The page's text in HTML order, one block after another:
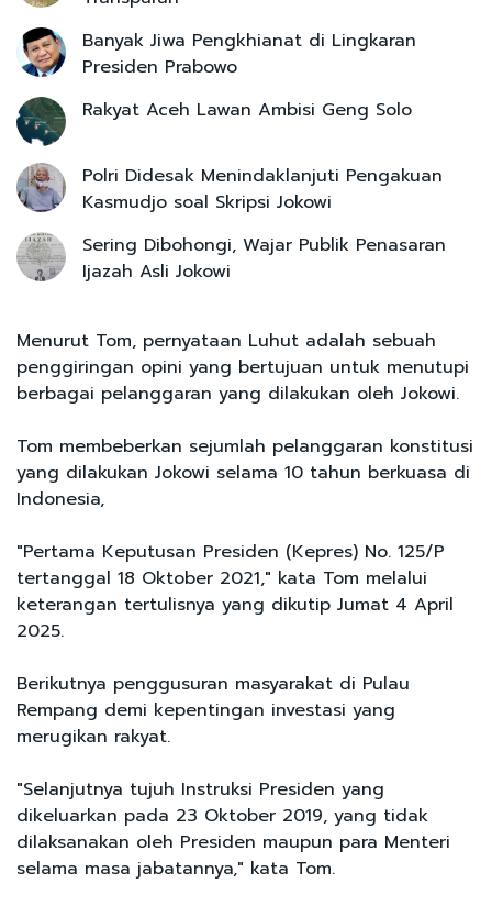
Banyak Jiwa Pengkhianat di Lingkaran
Presiden Prabowo
Rakyat Aceh Lawan Ambisi Geng Solo
Polri Didesak Menindaklanjuti Pengakuan
Kasmudjo soal Skripsi Jokowi
Sering Dibohongi, Wajar Publik Penasaran
Ijazah Asli Jokowi
Menurut Tom, pernyataan Luhut adalah sebuah
penggiringan opini yang bertujuan untuk menutupi
berbagai pelanggaran yang dilakukan oleh Jokowi.
Tom membeberkan sejumlah pelanggaran konstitusi
yang dilakukan Jokowi selama 10 tahun berkuasa di
Indonesia,
"Pertama Keputusan Presiden (Kepres) No. 125/P
tertanggal 18 Oktober 2021," kata Tom melalui
keterangan tertulisnya yang dikutip Jumat 4 April
2025.
Berikutnya penggusuran masyarakat di Pulau
Rempang demi kepentingan investasi yang
merugikan rakyat.
"Selanjutnya tujuh Instruksi Presiden yang
dikeluarkan pada 23 Oktober 2019, yang tidak
dilaksanakan oleh Presiden maupun para Menteri
selama masa jabatannya," kata Tom.